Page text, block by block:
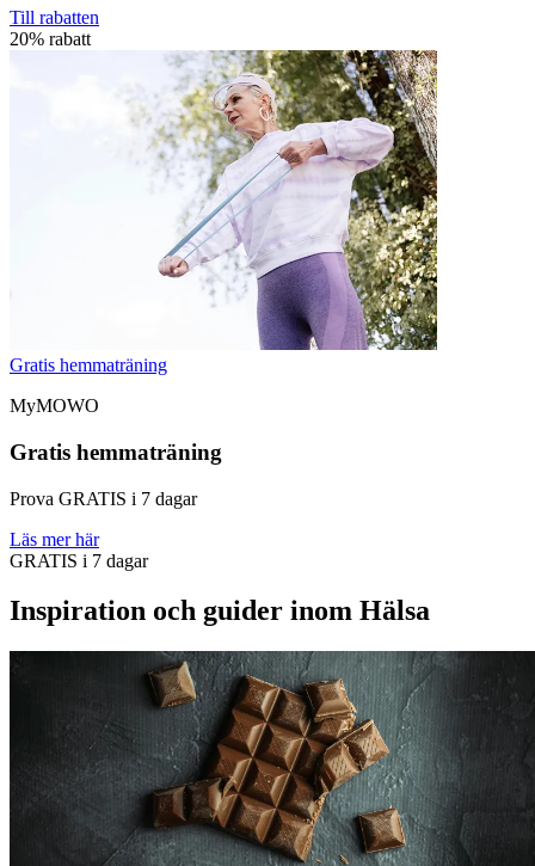
Till rabatten
20% rabatt
Gratis hemmaträning
MyMOWO
Gratis hemmaträning
Prova GRATIS i 7 dagar
Läs mer här
GRATIS i 7 dagar
Inspiration och guider inom Hälsa